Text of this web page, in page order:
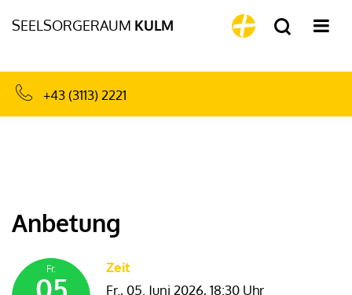
SEELSORGERAUM KULM
+43 (3113) 2221
Anbetung
Fr.
05
Zeit
Fr., 05. Juni 2026, 18:30 Uhr